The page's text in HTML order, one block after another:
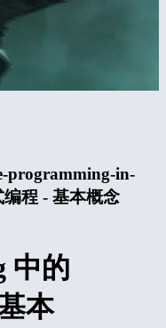
programming-in-
程 - 基本概念
中的
本